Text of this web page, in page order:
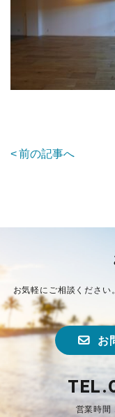
前の記事へ
お気軽にご相談ください
お
営業時間